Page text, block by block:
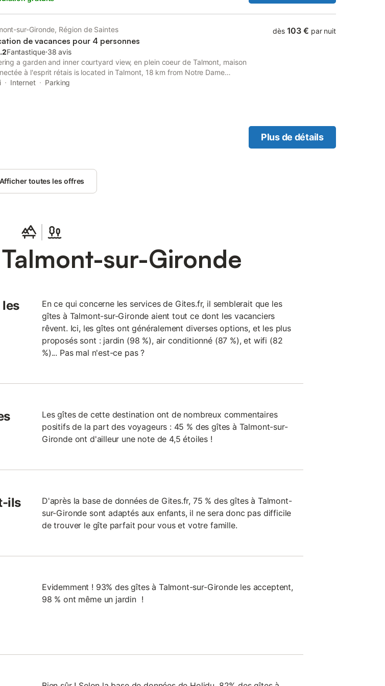
vue sur l’estuaire, jardin clos et parking. Nombreuses promenades
le calme village classé, à l'accès limité, ou sur le bord de mer, et sur les
En location gîte vacances. 4 étoiles de l’office de Tourisme. Nous
à votre disposition pour toutes vos questions!
sur-Gironde, Région de Saintes
de vacances pour 4 personnes
Fantastique⋅38 avis
a garden and inner courtyard view, en plein coeur de Talmont, maison
à l'esprit rétais is located in Talmont, 18 km from Notre Dame
and 18 km from Congress Center.
Internet Parking
dès 103 € par nuit
Plus de détails
Afficher toutes les offres
sur-Gironde
En ce qui concerne les services de Gites.fr, il semblerait que les
gîtes à Talmont-sur-Gironde aient tout ce dont les vacanciers
rêvent. Ici, les gîtes ont généralement diverses options, et les plus
proposés sont : jardin (98 %), air conditionné (87 %), et wifi (82
%)... Pas mal n'est-ce pas ?
Les gîtes de cette destination ont de nombreux commentaires
positifs de la part des voyageurs : 45 % des gîtes à Talmont-sur-
Gironde ont d'ailleur une note de 4,5 étoiles !
ils
D'après la base de données de Gites.fr, 75 % des gîtes à Talmont-
sur-Gironde sont adaptés aux enfants, il ne sera donc pas difficile
de trouver le gîte parfait pour vous et votre famille.
Evidemment ! 93% des gîtes à Talmont-sur-Gironde les acceptent,
98 % ont même un jardin !